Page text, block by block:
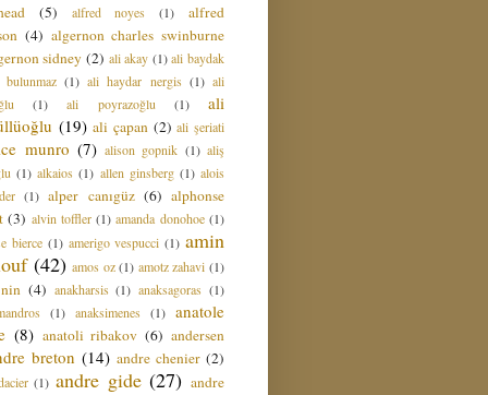
(5) alfred noyes (1)
alfred
(4) algernon charles swinburne
sidney (2) ali akay (1) ali baydak
(1) ali haydar nergis (1) ali
(1) ali poyrazoğlu (1)
ali
(19) ali çapan (2) ali şeriati
munro (7) alison gopnik (1) aliş
(1) alkaios (1) allen ginsberg (1) alois
(1) alper canıgüz (6) alphonse
(3) alvin toffler (1) amanda donohoe (1)
bierce (1) amerigo vespucci (1) amin
(42) amos oz (1) amotz zahavi (1)
(4) anakharsis (1) anaksagoras (1)
(1) anaksimenes (1) anatole
(8) anatoli ribakov (6) andersen
breton (14) andre chenier (2)
(1) andre gide (27) andre